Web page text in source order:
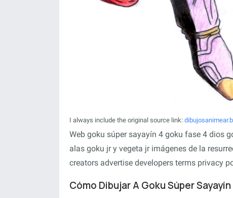
I always include the original source link:
Web goku súper sayayín 4 goku fase 4 dios
alas goku jr y vegeta jr imágenes de la
creators advertise developers terms privacy
Cómo Dibujar A Goku Súper